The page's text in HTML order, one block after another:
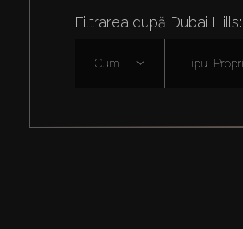
Filtrarea după Dubai Hills:
Tipul